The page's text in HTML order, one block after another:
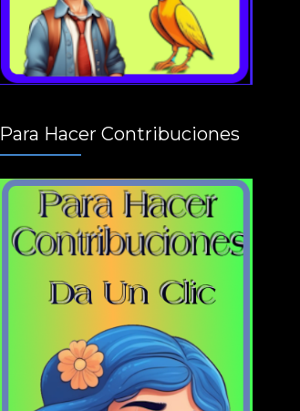
Para Hacer Contribuciones